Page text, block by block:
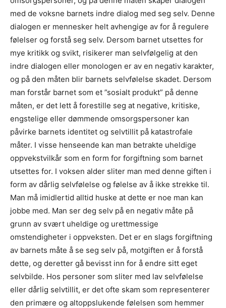
med de voksne barnets indre dialog med seg selv. Denne
dialogen er mennesker helt avhengige av for å regulere
følelser og forstå seg selv. Dersom barnet utsettes for
mye kritikk og svikt, risikerer man selvfølgelig at den
indre dialogen eller monologen er av en negativ karakter,
og på den måten blir barnets selvfølelse skadet. Dersom
man forstår barnet som et ”sosialt produkt” på denne
måten, er det lett å forestille seg at negative, kritiske,
engstelige eller dømmende omsorgspersoner kan
påvirke barnets identitet og selvtillit på katastrofale
måter. I visse henseende kan man betrakte uheldige
oppvekstvilkår som en form for forgiftning som barnet
utsettes for. I voksen alder sliter man med denne giften i
form av dårlig selvfølelse og følelse av å ikke strekke til.
Man må imidlertid alltid huske at dette er noe man kan
jobbe med. Man ser deg selv på en negativ måte på
grunn av svært uheldige og urettmessige
omstendigheter i oppveksten. Det er en slags forgiftning
av barnets måte å se seg selv på, motgiften er å forstå
dette, og deretter gå bevisst inn for å endre sitt eget
selvbilde. Hos personer som sliter med lav selvfølelse
eller dårlig selvtillit, er det ofte skam som representerer
den primære og altoppslukende følelsen som hemmer